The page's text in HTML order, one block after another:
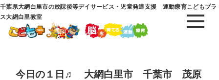
千葉県大網白里市の放課後等デイサービス・児童発達支援 運動療育こどもプラ
ス大網白里教室
今日の１日♬ 大網白里市 千葉市 茂原